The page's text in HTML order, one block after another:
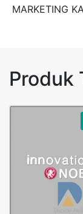
MARKETING
Produk